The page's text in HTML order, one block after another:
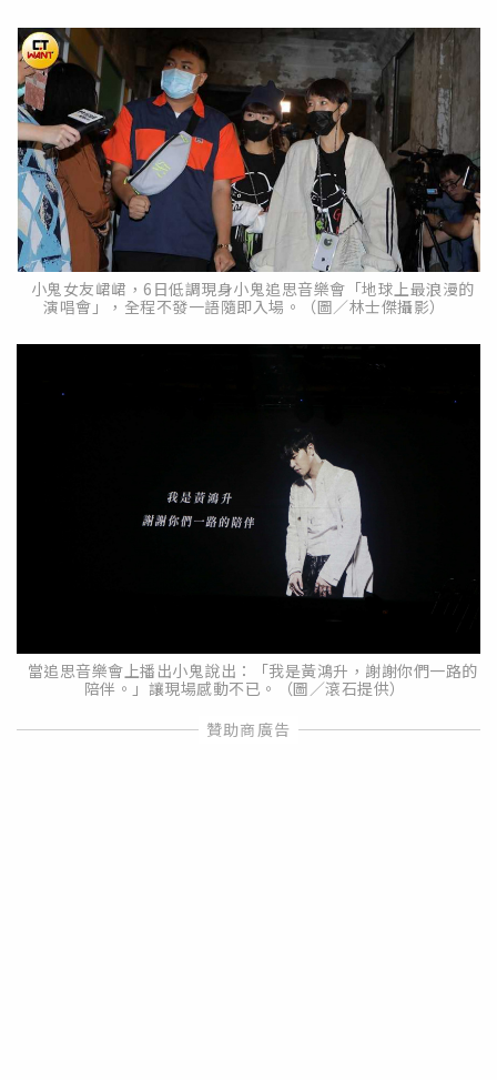
小鬼女友峮峮，6日低調現身小鬼追思音樂會「地球上最浪漫的
演唱會」，全程不發一語隨即入場。（圖／林士傑攝影）
當追思音樂會上播出小鬼說出：「我是黃鴻升，謝謝你們一路的
陪伴。」讓現場感動不已。（圖／滾石提供）